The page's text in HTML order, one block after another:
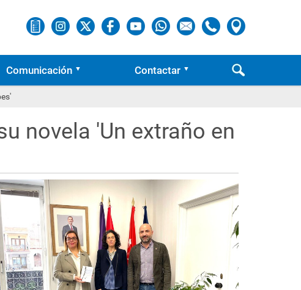
Comunicación Contactar
novela 'Un extraño en